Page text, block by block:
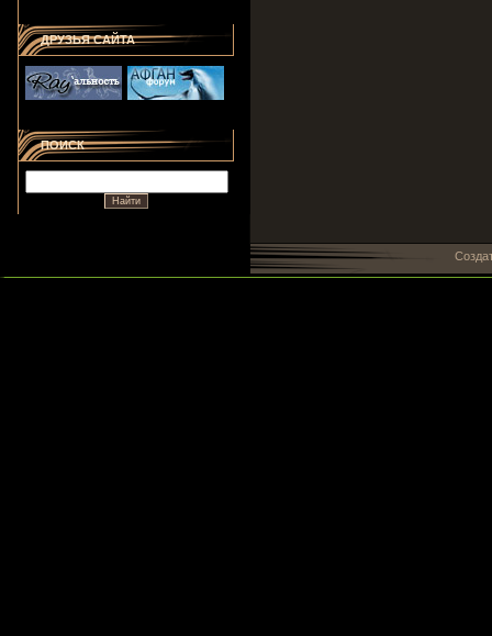
ДРУЗЬЯ САЙТА
ПОИСК